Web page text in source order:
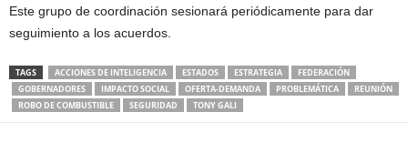
Este grupo de coordinación sesionará periódicamente para dar
seguimiento a los acuerdos.
TAGS ACCIONES DE INTELIGENCIA ESTADOS ESTRATEGIA
FEDERACIÓN
GOBERNADORES
IMPACTO SOCIAL OFERTA-DEMANDA PROBLEMÁTICA
REUNIÓN
ROBO DE COMBUSTIBLE
SEGURIDAD TONY GALI